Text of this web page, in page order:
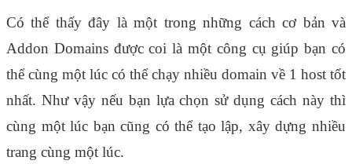
Có thể thấy đây là một trong những cách cơ bản và
Addon Domains được coi là một công cụ giúp bạn có
thể cùng một lúc có thể chạy nhiều domain về 1 host tốt
nhất. Như vậy nếu bạn lựa chọn sử dụng cách này thì
cùng một lúc bạn cũng có thể tạo lập, xây dựng nhiều
trang cùng một lúc.